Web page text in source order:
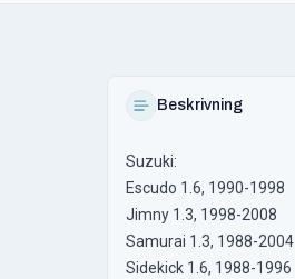
Beskrivning
Suzuki:
Escudo 1.6, 1990-1998
Jimny 1.3, 1998-2008
Samurai 1.3, 1988-2004
Sidekick 1.6, 1988-1996